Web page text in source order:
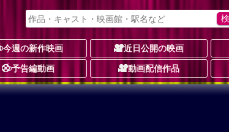
今週の新作映画 近日公開の映画
予告編動画 動画配信作品